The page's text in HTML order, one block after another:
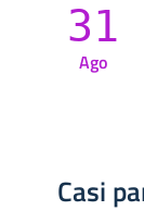
31
Ago
Casi